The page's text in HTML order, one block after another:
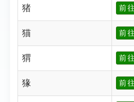
猪 前往
猫 前往
猬 前往
猭 前往